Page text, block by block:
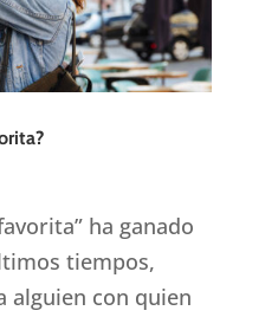
ha ganado
tiempos,
alguien con quien